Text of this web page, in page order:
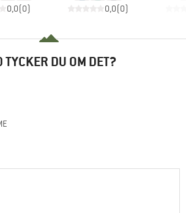
0,0(0) 0,0(0)
TYCKER DU OM DET?